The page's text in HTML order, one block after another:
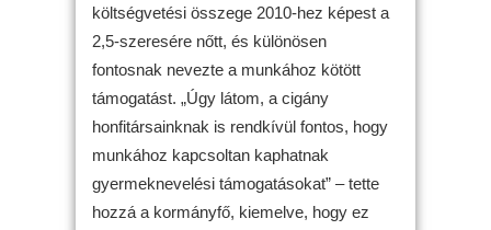
költségvetési összege 2010-hez képest a
2,5-szeresére nőtt, és különösen
fontosnak nevezte a munkához kötött
támogatást. „Úgy látom, a cigány
honfitársainknak is rendkívül fontos, hogy
munkához kapcsoltan kaphatnak
gyermeknevelési támogatásokat” – tette
hozzá a kormányfő, kiemelve, hogy ez